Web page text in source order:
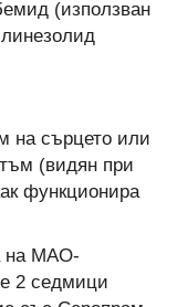
(използван
на сърцето или
(видян при
функционира
на МАО-
2 седмици